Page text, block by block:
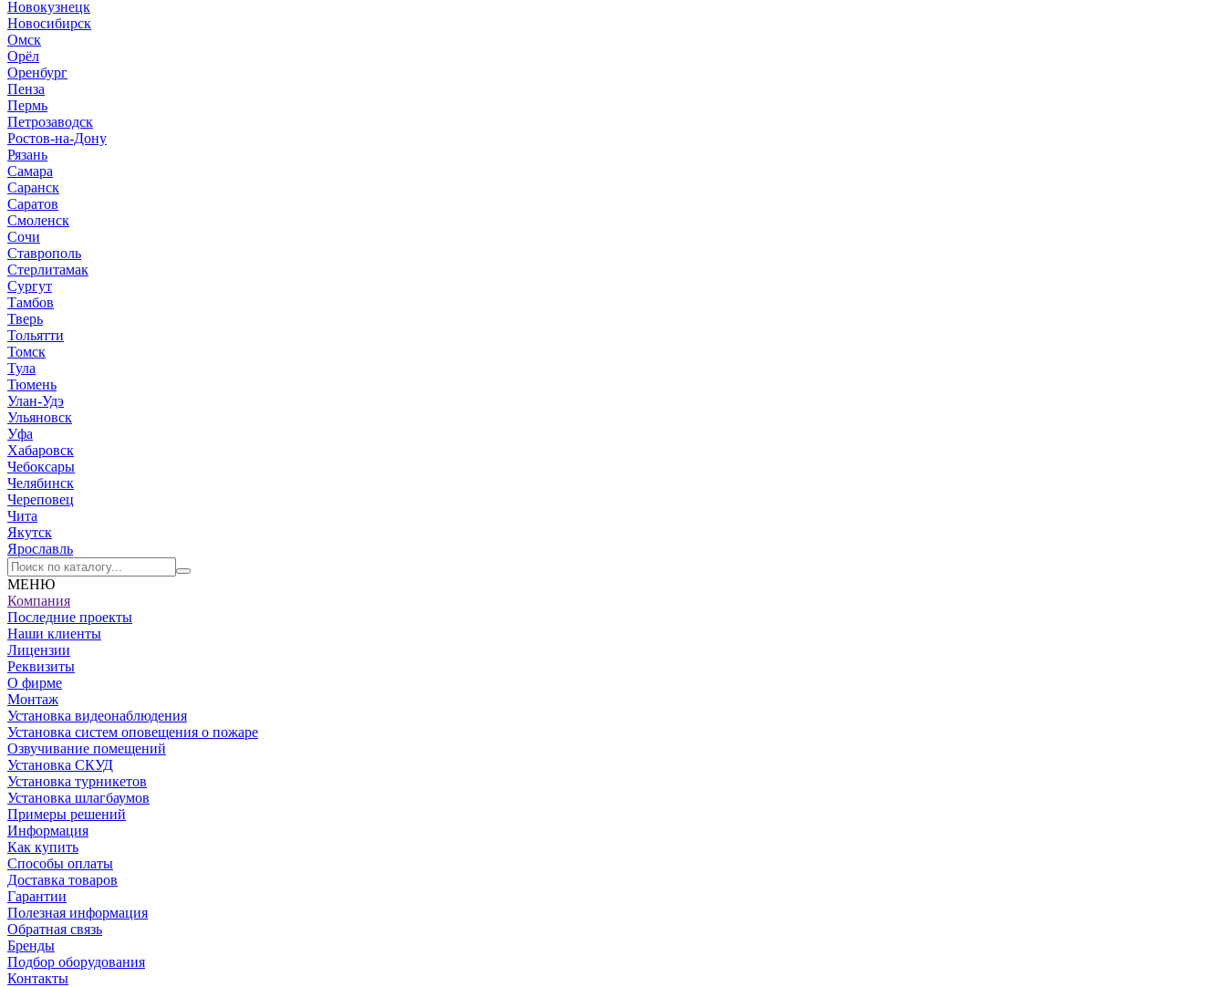
Новокузнецк
Новосибирск
Омск
Орёл
Оренбург
Пенза
Пермь
Петрозаводск
Ростов-на-Дону
Рязань
Самара
Саранск
Саратов
Смоленск
Сочи
Ставрополь
Стерлитамак
Сургут
Тамбов
Тверь
Тольятти
Томск
Тула
Тюмень
Улан-Удэ
Ульяновск
Уфа
Хабаровск
Чебоксары
Челябинск
Череповец
Чита
Якутск
Ярославль
МЕНЮ
Компания
Последние проекты
Наши клиенты
Лицензии
Реквизиты
О фирме
Монтаж
Установка видеонаблюдения
Установка систем оповещения о пожаре
Озвучивание помещений
Установка СКУД
Установка турникетов
Установка шлагбаумов
Примеры решений
Информация
Как купить
Способы оплаты
Доставка товаров
Гарантии
Полезная информация
Обратная связь
Бренды
Подбор оборудования
Контакты